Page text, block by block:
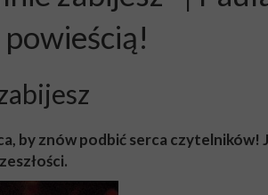
by znów podbić serca